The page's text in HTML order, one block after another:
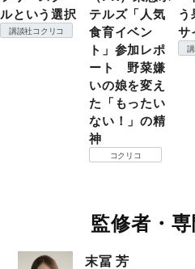
ルという選択
講談社コクリコ
テルズ「人気
食育イベン
ト」参加レポ
ート 野菜嫌
いの娘を変え
た「もったい
ない！」の精
神
コクリコ
サ
監修者・
末冨 芳